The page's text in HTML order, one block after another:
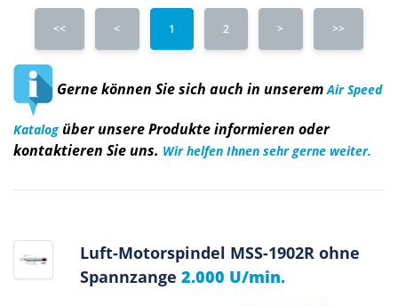
<< < 1 2 > >>
Gerne können Sie sich auch in unserem Air Speed
Katalog über unsere Produkte informieren oder
kontaktieren Sie uns. Wir helfen Ihnen sehr gerne weiter.
Luft-Motorspindel MSS-1902R ohne
Spannzange 2.000 U/min.